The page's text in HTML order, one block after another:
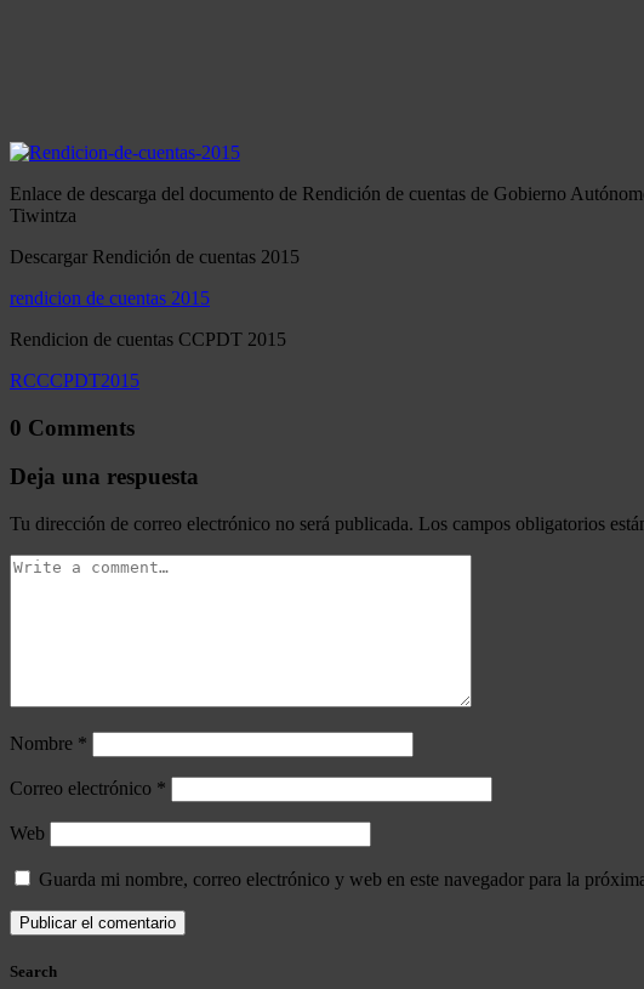
Enlace de descarga del documento de Rendición de cuentas de Gobierno
Tiwintza
Descargar Rendición de cuentas 2015
rendicion de cuentas 2015
Rendicion de cuentas CCPDT 2015
RCCCPDT2015
0 Comments
Deja una respuesta
Tu dirección de correo electrónico no será publicada. Los campos obligatorios
Nombre *
Correo electrónico *
Web
Guarda mi nombre, correo electrónico y web en este navegador para la
Search